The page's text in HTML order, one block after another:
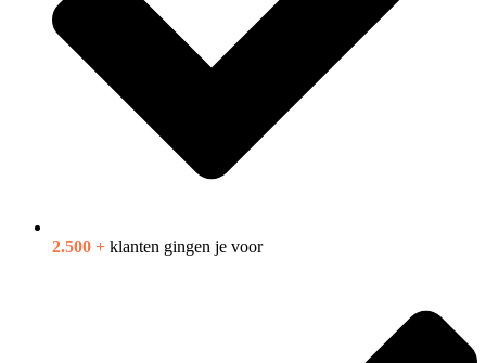
2.500 + klanten gingen je voor